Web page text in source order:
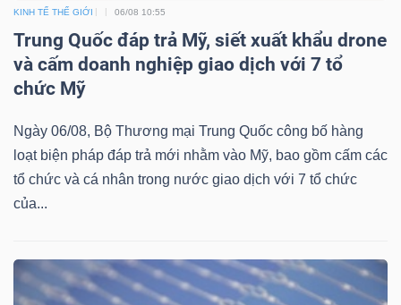
KINH TẾ THẾ GIỚI 06/08 10:55
Trung Quốc đáp trả Mỹ, siết xuất khẩu drone
và cấm doanh nghiệp giao dịch với 7 tổ
chức Mỹ
Ngày 06/08, Bộ Thương mại Trung Quốc công bố hàng
loạt biện pháp đáp trả mới nhằm vào Mỹ, bao gồm cấm các
tổ chức và cá nhân trong nước giao dịch với 7 tổ chức
của...
tài
chính